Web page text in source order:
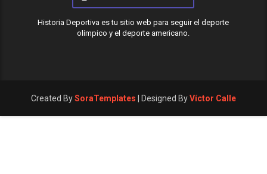
Historia Deportiva es tu sitio web para seguir el deporte
olímpico y el deporte americano.
Created BySoraTemplates | Designed ByVíctor Calle